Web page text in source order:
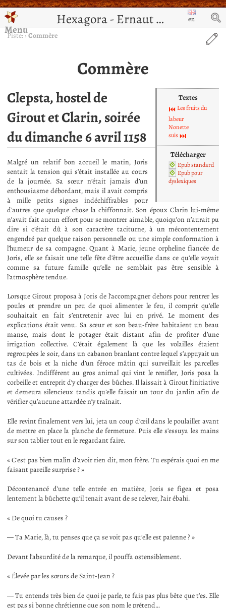
Hexagora - Ernaut de Jérusalem
Menu
en
Piste:›Commère
Commère
Textes
Les fruits du
labeur
Nonette
suis
Télécharger
Epub standard
Epub pour
dyslexiques
Clepsta, hostel de
Girout et Clarin, soirée
du dimanche 6 avril 1158
Malgré un relatif bon accueil le matin, Joris
sentait la tension qui s’était installée au cours
de la journée. Sa sœur n’était jamais d’un
enthousiasme débordant, mais il avait compris
à mille petits signes indéchiffrables pour
d’autres que quelque chose la chiffonnait. Son époux Clarin lui-même
n’avait fait aucun effort pour se montrer aimable, quoiqu’on n’aurait pu
dire si c’était dû à son caractère taciturne, à un mécontentement
engendré par quelque raison personnelle ou une simple conformation à
l’humeur de sa compagne. Quant à Marie, jeune orpheline fiancée de
Joris, elle se faisait une telle fête d’être accueillie dans ce qu’elle voyait
comme sa future famille qu’elle ne semblait pas être sensible à
l’atmosphère tendue.
Lorsque Girout proposa à Joris de l’accompagner dehors pour rentrer les
poules et prendre un peu de quoi alimenter le feu, il comprit qu’elle
souhaitait en fait s’entretenir avec lui en privé. Le moment des
explications était venu. Sa sœur et son beau-frère habitaient un beau
manse, mais dont le potager était distant afin de profiter d’une
irrigation collective. C’était également là que les volailles étaient
regroupées le soir, dans un cabanon branlant contre lequel s’appuyait un
tas de bois et la niche d’un féroce mâtin qui surveillait les parcelles
cultivées. Indifférent au gros animal qui vint le renifler, Joris posa la
corbeille et entreprit d’y charger des bûches. Il laissait à Girout l’initiative
et demeura silencieux tandis qu’elle faisait un tour du jardin afin de
vérifier qu’aucune attardée n’y traînait.
Elle revint finalement vers lui, jeta un coup d’œil dans le poulailler avant
de mettre en place la planche de fermeture. Puis elle s’essuya les mains
sur son tablier tout en le regardant faire.
« C’est pas bien malin d’avoir rien dit, mon frère. Tu espérais quoi en me
faisant pareille surprise ? »
Décontenancé d’une telle entrée en matière, Joris se figea et posa
lentement la bûchette qu’il tenait avant de se relever, l’air ébahi.
« De quoi tu causes ?
— Ta Marie, là, tu penses que ça se voit pas qu’elle est païenne ? »
Devant l’absurdité de la remarque, il pouffa ostensiblement.
« Élevée par les sœurs de Saint-Jean ?
— Tu entends très bien de quoi je parle, te fais pas plus bête que t’es. Elle
est pas si bonne chrétienne que son nom le prétend…